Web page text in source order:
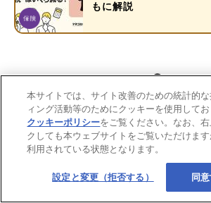
もに解説
本サイトでは、サイト改善のための統計的
ィング活動等のためにクッキーを使用して
クッキーポリシーをご覧ください。なお、
クしても本ウェブサイトをご覧いただけま
利用されている状態となります。
設定と変更（拒否する） 同